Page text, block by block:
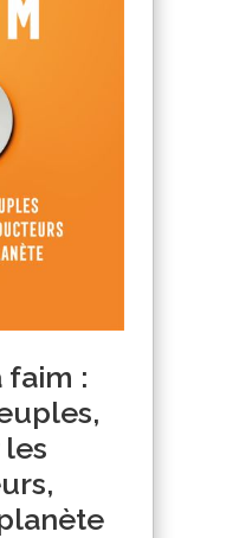
faim :